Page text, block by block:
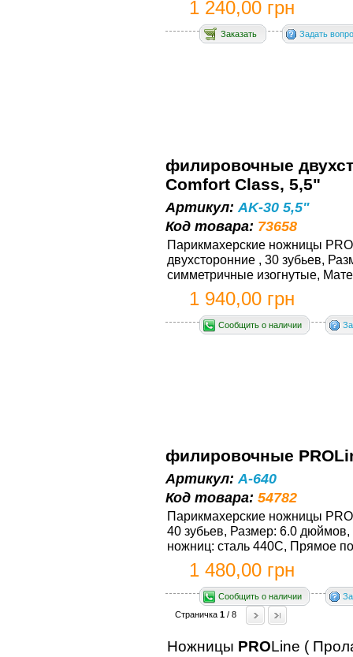
1 240,00 грн
Заказать Задать
филировочные
Comfort Class, 5,5"
Артикул: AK-30 5,5"
Код товара: 73658
Парикмахерские ножницы
двухсторонние , 30 зубьев,
симметричные изогнутые,
1 940,00 грн
Сообщить о наличии
филировочные
Артикул: A-640
Код товара: 54782
Парикмахерские ножницы
40 зубьев, Размер: 6.0
ножниц: сталь 440C, Прямое
1 480,00 грн
Сообщить о наличии
Страничка 1 / 8
Ножницы PRОLine (